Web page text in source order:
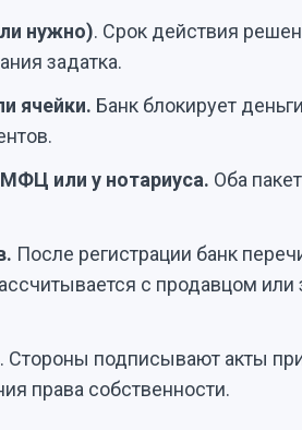
нужно). Срок действия
задатка.
ячейки. Банк блокирует
или у нотариуса. Оба
После регистрации банк
с продавцом или
. Стороны подписывают акты
права собственности.